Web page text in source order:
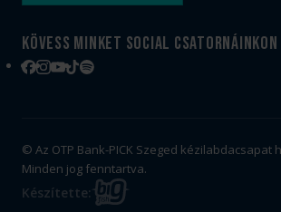
Kapcsolat
Kövess minket social csatornáinkon
Facebook
Instagram
YouTube
TikTokSpotify
© Az OTP Bank-PICK Szeged kézilabdacsapat
Minden jog fenntartva.
Készítette: BIG